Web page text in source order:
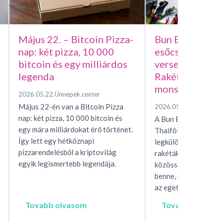
Május 22. – Bitcoin Pizza-
nap: két pizza, 10 000
bitcoin és egy milliárdos
legenda
2026.05.22.Ünnepek.center
Május 22-én van a Bitcoin Pizza
nap: két pizza, 10 000 bitcoin és
egy mára milliárdokat érő történet.
Így lett egy hétköznapi
pizzarendelésből a kriptovilág
egyik legismertebb legendája.
Tovabb olvasom
Bun Bang Fai –
esőcsináló
versenye,
monszunért
2026.05.15.
A Bun Bang Fai
Thaiföld és Laosz
legkülönösebb
rakéták, mítoszok,
közösségi rítusok
benne, miközben
az eget, hogy…
Tovabb